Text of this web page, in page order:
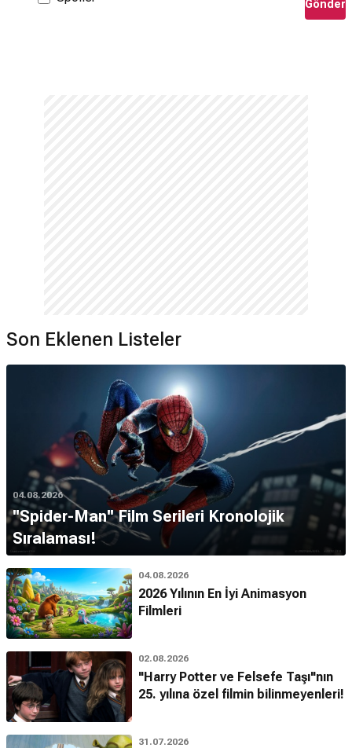
Gönder
Son Eklenen Listeler
04.08.2026
''Spider-Man'' Film Serileri Kronolojik
Sıralaması!
04.08.2026
2026 Yılının En İyi Animasyon
Filmleri
02.08.2026
"Harry Potter ve Felsefe Taşı"nın
25. yılına özel filmin bilinmeyenleri!
31.07.2026